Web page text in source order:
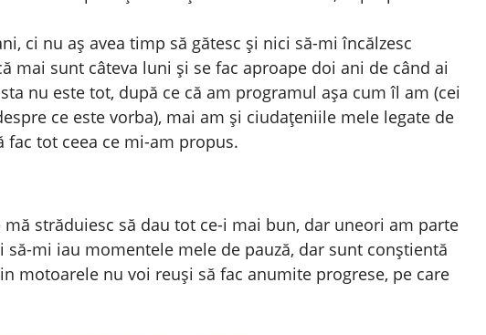
ci nu aș avea timp să gătesc și nici să-mi încălzesc
mai sunt câteva luni și se fac aproape doi ani de când ai
nu este tot, după ce că am programul așa cum îl am (cei
ce este vorba), mai am și ciudațeniile mele legate de
tot ceea ce mi-am propus.
străduiesc să dau tot ce-i mai bun, dar uneori am parte
să-mi iau momentele mele de pauză, dar sunt conștientă
motoarele nu voi reuși să fac anumite progrese, pe care